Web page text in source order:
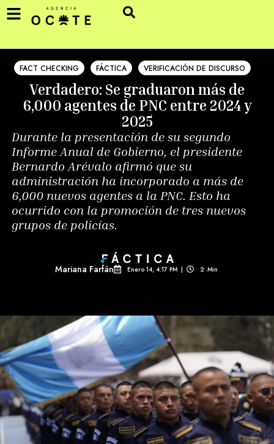
FACT CHECKING FÁCTICA VERIFICACIÓN DE DISCURSO
Verdadero: Se graduaron más de
6,000 agentes de PNC entre 2024 y
2025
Durante la presentación de su segundo
Informe Anual de Gobierno, el presidente
Bernardo Arévalo afirmó que su
administración ha incorporado a más de
6,000 nuevos agentes a la PNC. Esto ha
ocurrido con la promoción de tres nuevos
grupos de policías.
Mariana Farfán Enero 14, 4:17 PM | 2 Min